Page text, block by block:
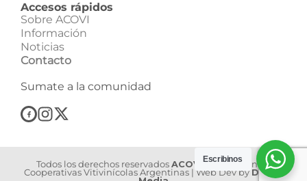
Accesos rápidos
Sobre ACOVI
Información
Noticias
Contacto
Sumate a la comunidad
Todos los derechos reservados ACOVI | Asociación de
Cooperativas Vitivinícolas Argentinas | Web Dev by Dilook
Escribinos